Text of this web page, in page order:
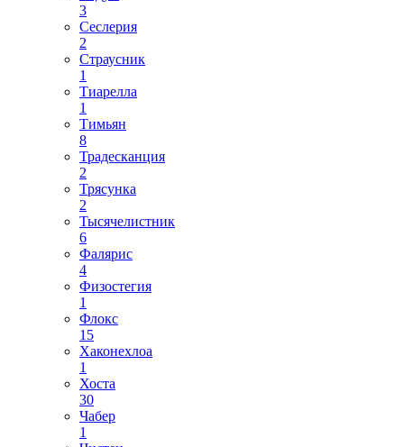
3
Сеслерия
2
Страусник
1
Тиарелла
1
Тимьян
8
Традесканция
2
Трясунка
2
Тысячелистник
6
Фалярис
4
Физостегия
1
Флокс
15
Хаконехлоа
1
Хоста
30
Чабер
1